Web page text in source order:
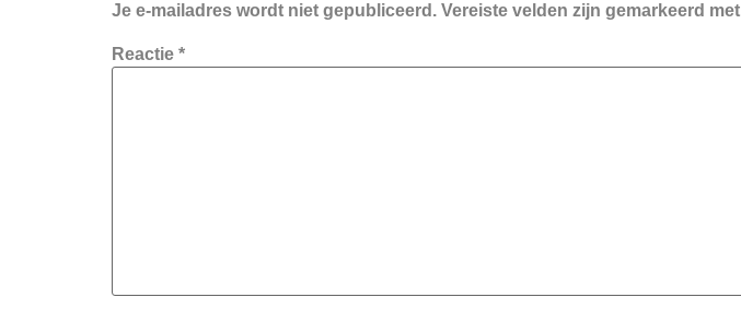
Je e-mailadres wordt niet gepubliceerd. Vereiste velden zijn gemarkeerd met
Reactie *